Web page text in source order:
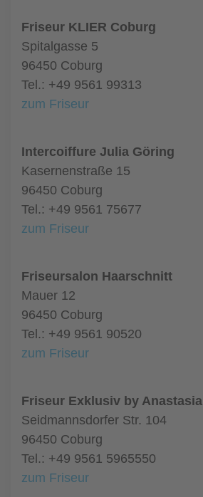
Friseur KLIER Coburg
Spitalgasse 5
96450 Coburg
Tel.: +49 9561 99313
zum Friseur
Intercoiffure Julia Göring
Kasernenstraße 15
96450 Coburg
Tel.: +49 9561 75677
zum Friseur
Friseursalon Haarschnitt
Mauer 12
96450 Coburg
Tel.: +49 9561 90520
zum Friseur
Friseur Exklusiv by Anastasia
Seidmannsdorfer Str. 104
96450 Coburg
Tel.: +49 9561 5965550
zum Friseur